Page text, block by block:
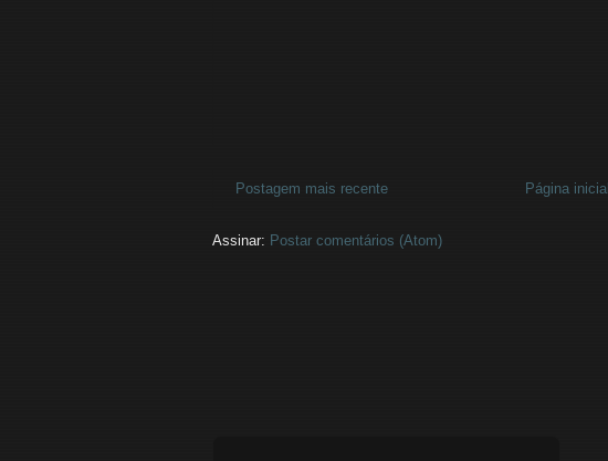
Postagem mais recente Página inicial
Assinar: Postar comentários (Atom)